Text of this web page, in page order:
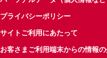
プライバシーポリシー
サイトご利用にあたって
お客さまご利用端末からの情報